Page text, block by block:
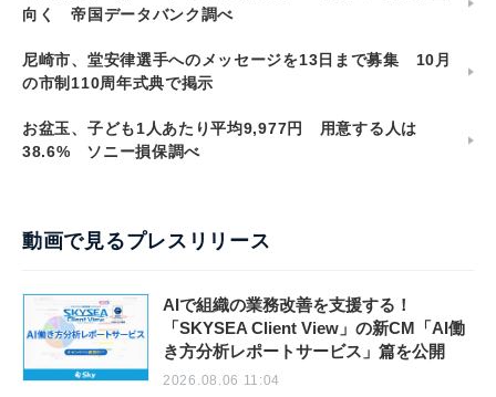
向く 帝国データバンク調べ
尼崎市、堂安律選手へのメッセージを13日まで募集 10月
の市制110周年式典で掲示
お盆玉、子ども1人あたり平均9,977円 用意する人は
38.6% ソニー損保調べ
動画で見るプレスリリース
AIで組織の業務改善を支援する！
「SKYSEA Client View」の新CM「AI働
き方分析レポートサービス」篇を公開
2026.08.06 11:04